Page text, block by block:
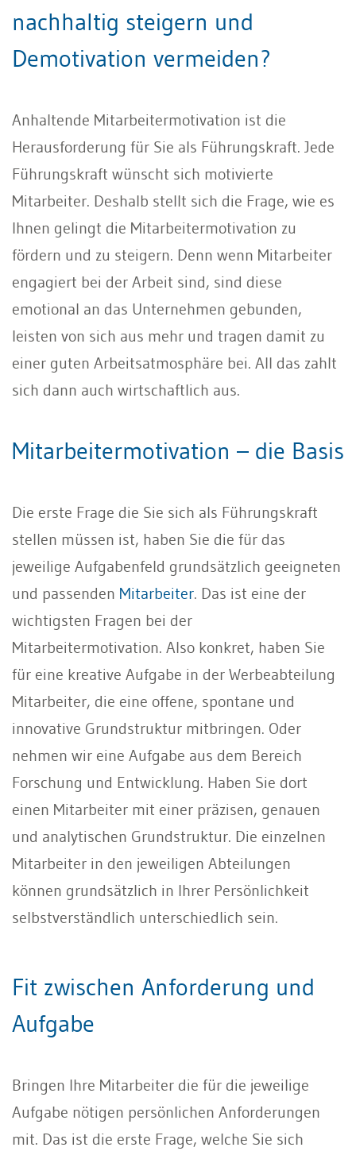
nachhaltig steigern und
Demotivation vermeiden?
Anhaltende Mitarbeitermotivation ist die
Herausforderung für Sie als Führungskraft. Jede
Führungskraft wünscht sich motivierte
Mitarbeiter. Deshalb stellt sich die Frage, wie es
Ihnen gelingt die Mitarbeitermotivation zu
fördern und zu steigern. Denn wenn Mitarbeiter
engagiert bei der Arbeit sind, sind diese
emotional an das Unternehmen gebunden,
leisten von sich aus mehr und tragen damit zu
einer guten Arbeitsatmosphäre bei. All das zahlt
sich dann auch wirtschaftlich aus.
Mitarbeitermotivation – die Basis
Die erste Frage die Sie sich als Führungskraft
stellen müssen ist, haben Sie die für das
jeweilige Aufgabenfeld grundsätzlich geeigneten
und passenden Mitarbeiter. Das ist eine der
wichtigsten Fragen bei der
Mitarbeitermotivation. Also konkret, haben Sie
für eine kreative Aufgabe in der Werbeabteilung
Mitarbeiter, die eine offene, spontane und
innovative Grundstruktur mitbringen. Oder
nehmen wir eine Aufgabe aus dem Bereich
Forschung und Entwicklung. Haben Sie dort
einen Mitarbeiter mit einer präzisen, genauen
und analytischen Grundstruktur. Die einzelnen
Mitarbeiter in den jeweiligen Abteilungen
können grundsätzlich in Ihrer Persönlichkeit
selbstverständlich unterschiedlich sein.
Fit zwischen Anforderung und
Aufgabe
Bringen Ihre Mitarbeiter die für die jeweilige
Aufgabe nötigen persönlichen Anforderungen
mit. Das ist die erste Frage, welche Sie sich